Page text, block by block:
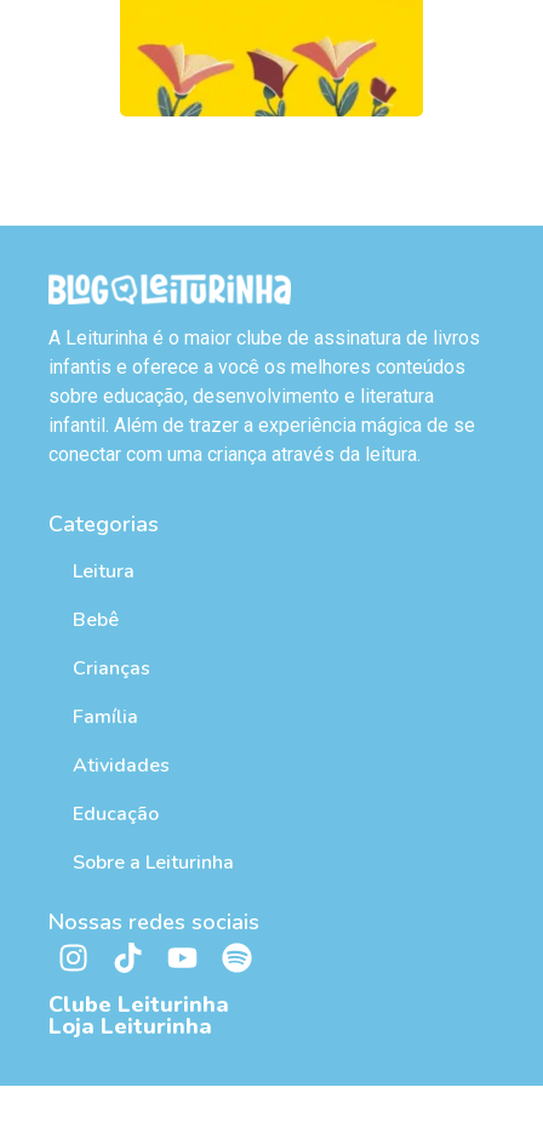
A Leiturinha é o maior clube de assinatura de livros
infantis e oferece a você os melhores conteúdos
sobre educação, desenvolvimento e literatura
infantil. Além de trazer a experiência mágica de se
conectar com uma criança através da leitura.
Categorias
Leitura
Bebê
Crianças
Família
Atividades
Educação
Sobre a Leiturinha
Nossas redes sociais
Clube Leiturinha
Loja Leiturinha